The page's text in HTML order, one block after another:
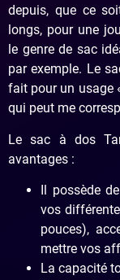
depuis, que ce
longs, pour une
le genre de sac
par exemple. Le
fait pour un usage
qui peut me
Le sac à dos
avantages :
Il possède
vos
pouces),
mettre vos
La capacité